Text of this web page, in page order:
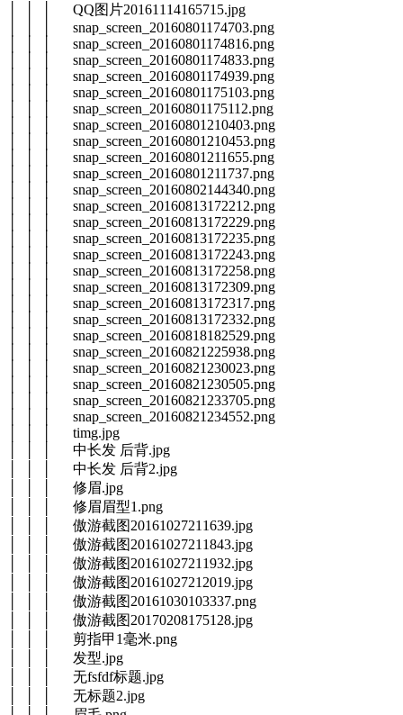
│ │ │ QQ图片20161114165715.jpg
│ │ │ snap_screen_20160801174703.png
│ │ │ snap_screen_20160801174816.png
│ │ │ snap_screen_20160801174833.png
│ │ │ snap_screen_20160801174939.png
│ │ │ snap_screen_20160801175103.png
│ │ │ snap_screen_20160801175112.png
│ │ │ snap_screen_20160801210403.png
│ │ │ snap_screen_20160801210453.png
│ │ │ snap_screen_20160801211655.png
│ │ │ snap_screen_20160801211737.png
│ │ │ snap_screen_20160802144340.png
│ │ │ snap_screen_20160813172212.png
│ │ │ snap_screen_20160813172229.png
│ │ │ snap_screen_20160813172235.png
│ │ │ snap_screen_20160813172243.png
│ │ │ snap_screen_20160813172258.png
│ │ │ snap_screen_20160813172309.png
│ │ │ snap_screen_20160813172317.png
│ │ │ snap_screen_20160813172332.png
│ │ │ snap_screen_20160818182529.png
│ │ │ snap_screen_20160821225938.png
│ │ │ snap_screen_20160821230023.png
│ │ │ snap_screen_20160821230505.png
│ │ │ snap_screen_20160821233705.png
│ │ │ snap_screen_20160821234552.png
│ │ │ timg.jpg
│ │ │ 中长发 后背.jpg
│ │ │ 中长发 后背2.jpg
│ │ │ 修眉.jpg
│ │ │ 修眉眉型1.png
│ │ │ 傲游截图20161027211639.jpg
│ │ │ 傲游截图20161027211843.jpg
│ │ │ 傲游截图20161027211932.jpg
│ │ │ 傲游截图20161027212019.jpg
│ │ │ 傲游截图20161030103337.png
│ │ │ 傲游截图20170208175128.jpg
│ │ │ 剪指甲1毫米.png
│ │ │ 发型.jpg
│ │ │ 无fsfdf标题.jpg
│ │ │ 无标题2.jpg